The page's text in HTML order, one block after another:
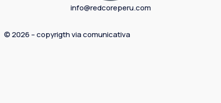
info@redcoreperu.com
© 2026 – copyrigth via comunicativa